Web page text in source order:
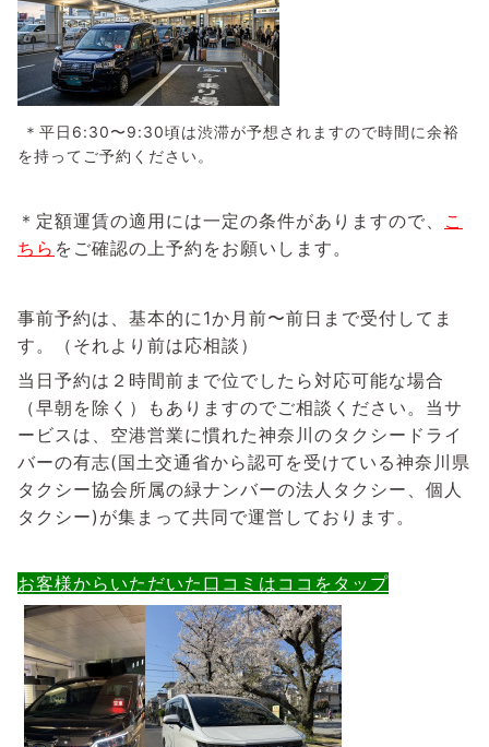
＊平日6:30〜9:30頃は渋滞が予想されますので時間に余裕
を持ってご予約ください。
＊定額運賃の適用には一定の条件がありますので、 こ
ちら をご確認の上予約をお願いします。
事前予約は、基本的に1か月前〜前日まで受付してま
す。（それより前は応相談）
当日予約は２時間前まで位でしたら対応可能な場合
（早朝を除く）もありますのでご相談ください。 当サ
ービスは、空港営業に慣れた神奈川のタクシードライ
バーの有志(国土交通省から認可を受けている神奈川県
タクシー協会所属の緑ナンバーの法人タクシー、個人
タクシー)が集まって共同で運営しております。
お客様からいただいた口コミはココをタップ